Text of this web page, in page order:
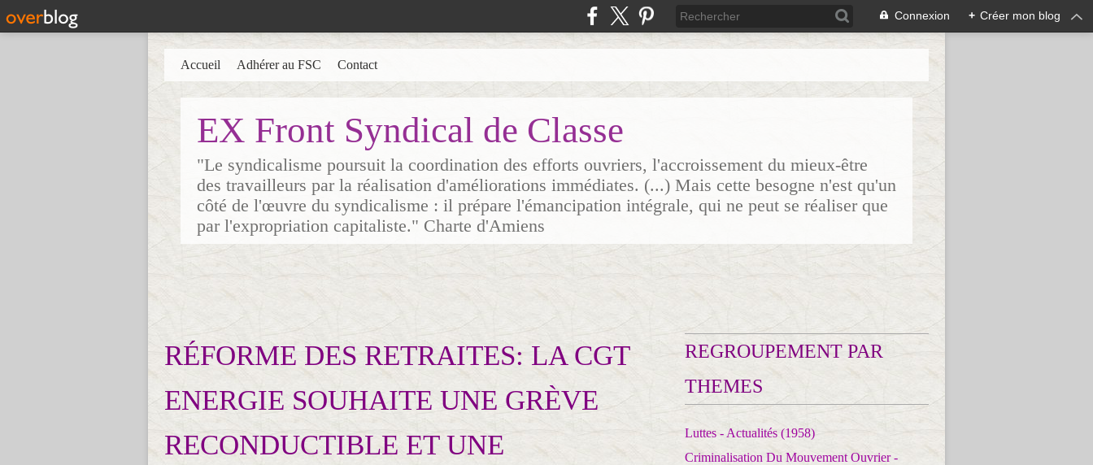
Connexion + Créer mon blog
EX Front Syndical de Classe
"Le syndicalisme poursuit la coordination des efforts ouvriers, l'accroissement du mieux-être
des travailleurs par la réalisation d'améliorations immédiates. (...) Mais cette besogne n'est qu'un
côté de l'œuvre du syndicalisme : il prépare l'émancipation intégrale, qui ne peut se réaliser que
par l'expropriation capitaliste." Charte d'Amiens
Accueil Adhérer au FSC Contact
RÉFORME DES RETRAITES: LA CGT
ENERGIE SOUHAITE UNE GRÈVE
RECONDUCTIBLE ET UNE
REGROUPEMENT PAR
THEMES
Luttes - Actualités (1958)
Criminalisation Du Mouvement Ouvrier -